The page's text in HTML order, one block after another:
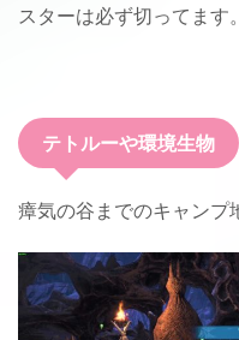
スターは必ず切ってます。
テトルーや環境生物
瘴気の谷までのキャンプ